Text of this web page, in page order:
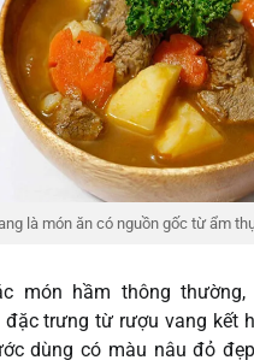
là món ăn có nguồn gốc từ ẩm
món hầm thông
trưng từ rượu vang kết
dùng có màu nâu đỏ